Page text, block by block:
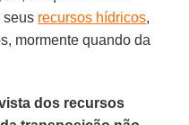
seus recursos hídricos,
mormente quando da
dos recursos